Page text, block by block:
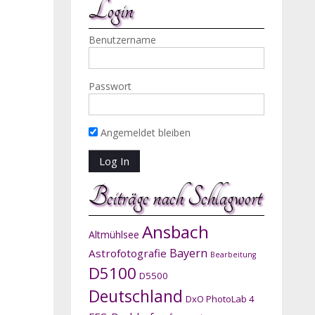
Login
Benutzername
Passwort
Angemeldet bleiben
Beiträge nach Schlagwort
Altmühlsee Ansbach
Astrofotografie Bayern Bearbeitung
D5100 D5500
Deutschland DxO PhotoLab 4